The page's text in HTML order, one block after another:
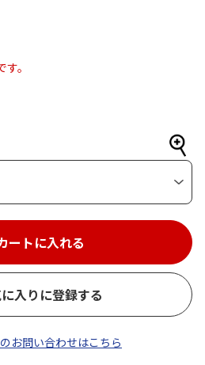
。
ートに入れる
入りに登録する
お問い合わせはこちら